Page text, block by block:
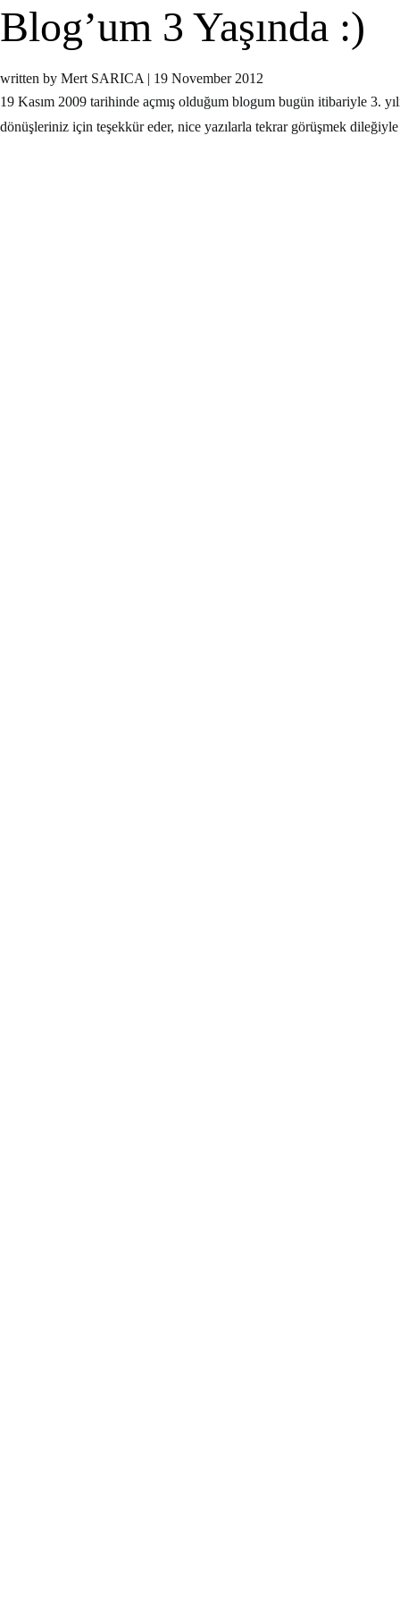
Blog’um 3 Yaşında :)
written by Mert SARICA | 19 November 2012
19 Kasım 2009 tarihinde açmış olduğum blogum bugün itibariyle 3.
dönüşleriniz için teşekkür eder, nice yazılarla tekrar görüşmek